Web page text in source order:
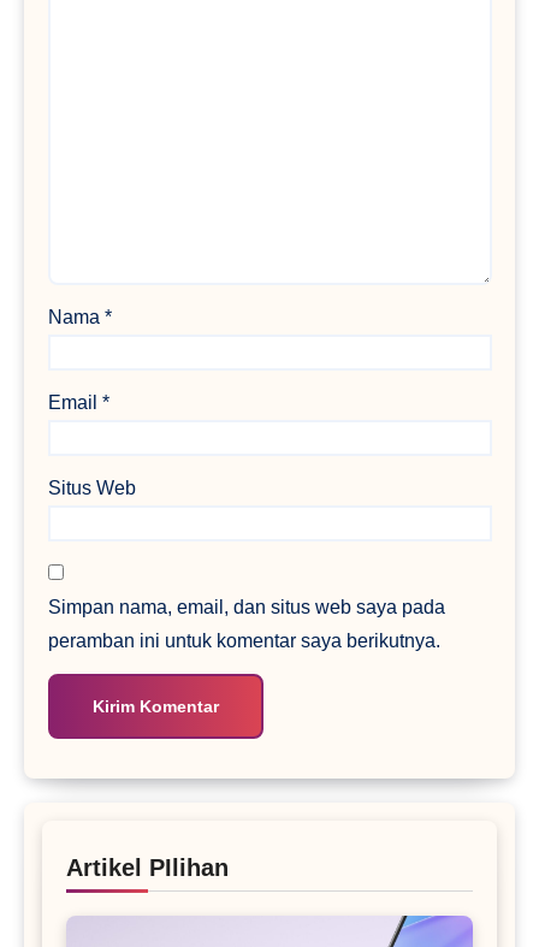
Nama *
Email *
Situs Web
Simpan nama, email, dan situs web saya pada
peramban ini untuk komentar saya berikutnya.
Artikel PIlihan